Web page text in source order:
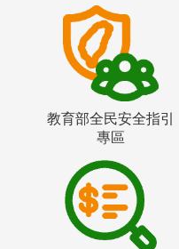
教育部全民安全指引
專區